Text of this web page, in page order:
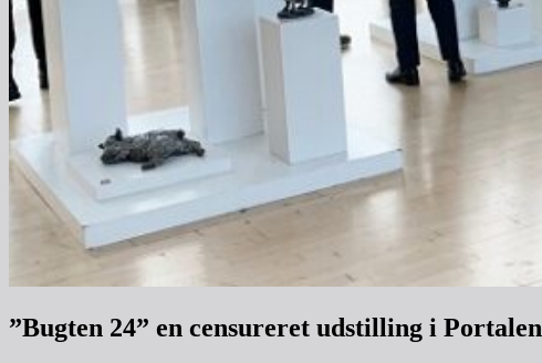
”Bugten 24” en censureret udstilling i Portalen